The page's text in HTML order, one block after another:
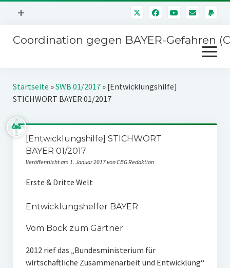
Menü
+
Mitmachen
Über uns
Kontakt
Impressum
Störfälle
Coordination gegen BAYER-Gefahren
Menü
öffnen
Kampagnen
Stichwort BAYER
Jahrestagung
Startseite »SWB 01/2017» [Entwicklungshilfe]
STICHWORT BAYER 01/2017
[Entwicklungshilfe] STICHWORT
BAYER 01/2017
Veröffentlicht am 1. Januar 2017 von CBG Redaktion
Erste & Dritte Welt
Entwicklungshelfer BAYER
Vom Bock zum Gärtner
2012 rief das „Bundesministerium für
wirtschaftliche Zusammenarbeit und Entwicklung“